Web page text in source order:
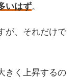
いはず。
が、それだけで
きく上昇するの